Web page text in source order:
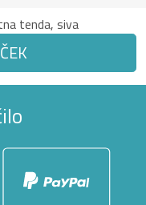
tenda, siva